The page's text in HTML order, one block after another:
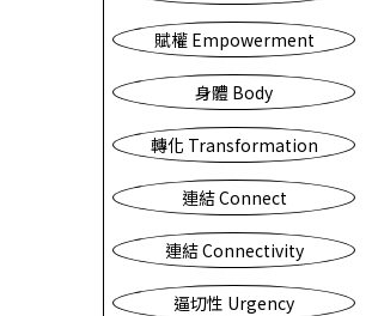
賦權 Empowerment
身體 Body
轉化 Transformation
連結 Connect
連結 Connectivity
逼切性 Urgency